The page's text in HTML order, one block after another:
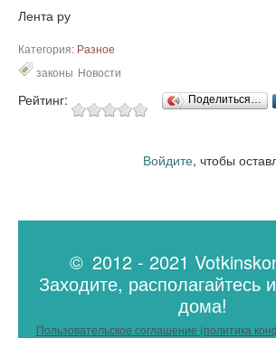
Лента ру
Категория: Разное
законы Новости
Рейтинг: Поделиться…
Войдите, чтобы
© 2012 - 2021
Заходите, располагайтесь
дома!
Пользовательское соглашение (политика